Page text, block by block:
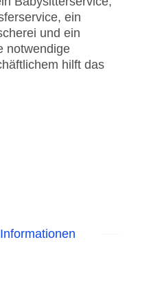
ein
und ein
notwendige
hilft das